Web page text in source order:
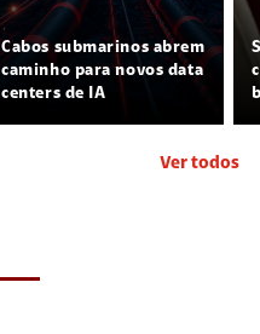
Cabos submarinos abrem
caminho para novos data
centers de IA
Ver todos